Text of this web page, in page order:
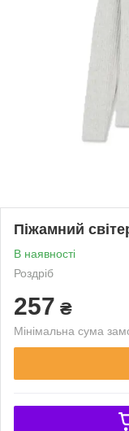
Піжамний
В наявності
Роздріб
257 ₴
Мінімальна сума